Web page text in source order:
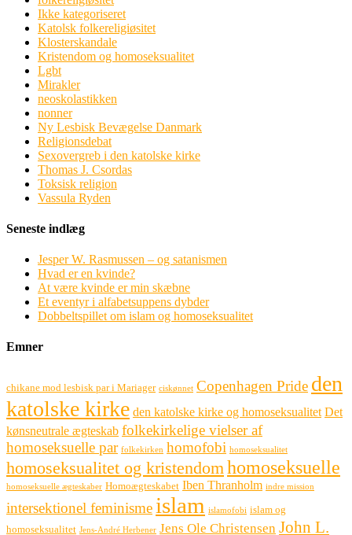
Ikke kategoriseret
Katolsk folkereligiøsitet
Klosterskandale
Kristendom og homoseksualitet
Lgbt
Mirakler
neoskolastikken
nonner
Ny Lesbisk Bevægelse Danmark
Religionsdebat
Sexovergreb i den katolske kirke
Thomas J. Csordas
Toksisk religion
Vassula Ryden
Seneste indlæg
Jesper W. Rasmussen – og satanismen
Hvad er en kvinde?
At være kvinde er min skæbne
Et eventyr i alfabetsuppens dybder
Dobbeltspillet om islam og homoseksualitet
Emner
chikane mod lesbisk par i Mariager ciskønnet Copenhagen Pride den
katolske kirke den katolske kirke og homoseksualitet Det
kønsneutrale ægteskab folkekirkelige vielser af
homoseksuelle par folkekirken homofobi homoseksualitet
homoseksualitet og kristendom homoseksuelle
homoseksuelle ægteskaber Homoægteskabet Iben Thranholm indre mission
intersektionel feminisme islam islamofobi islam og
homoseksualitet Jens-André Herbener Jens Ole Christensen John L.